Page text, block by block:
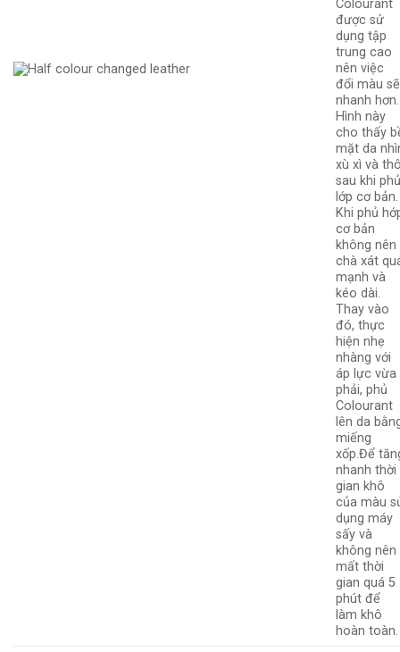
Colourant
được sử
dụng tập
trung cao
nên việc
đổi màu sẽ
nhanh hơn.
Hình này
cho thấy
mặt da
xù xì và
sau khi
lớp cơ bản.
Khi phủ
cơ bản
không nên
chà xát
mạnh và
kéo dài.
Thay vào
đó, thực
hiện nhẹ
nhàng với
áp lực vừa
phải, phủ
Colourant
lên da
miếng
xốp.Để
nhanh thời
gian khô
của màu
dụng máy
sấy và
không nên
mất thời
gian quá 5
phút để
làm khô
hoàn toàn.